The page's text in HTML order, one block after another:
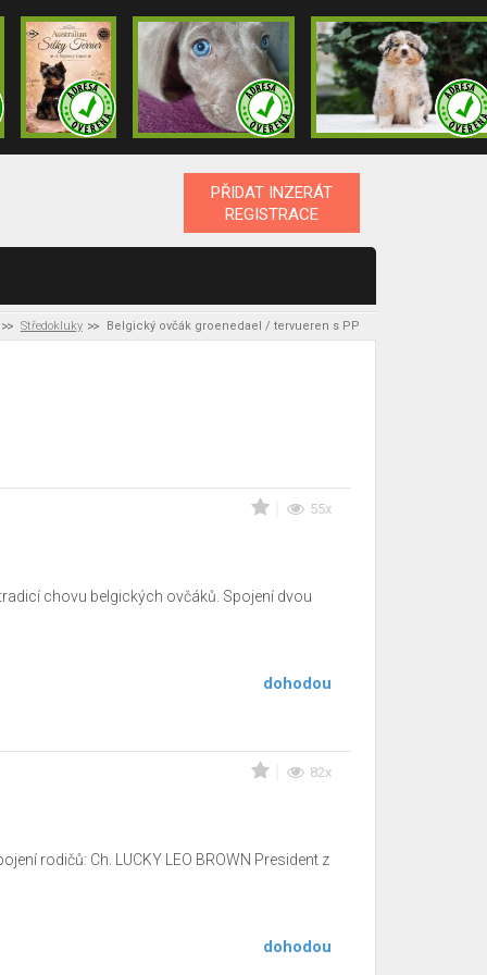
PŘIDAT INZERÁT
REGISTRACE
Středokluky Belgický ovčák groenedael / tervueren s PP
55x
chovu belgických ovčáků. Spojení dvou
dohodou
82x
rodičů: Ch. LUCKY LEO BROWN President z
dohodou